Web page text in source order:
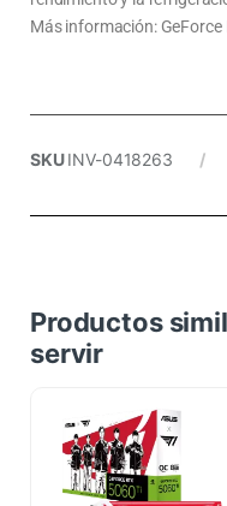
Más información:
SKUINV-0418263
Productos
servir